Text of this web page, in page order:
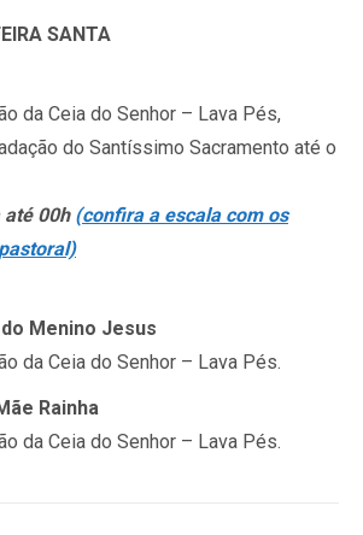
SANTA
da Ceia do Senhor – Lava Pés,
do Santíssimo Sacramento até o
até 00h (confira a escala com os
Menino Jesus
da Ceia do Senhor – Lava Pés.
Rainha
da Ceia do Senhor – Lava Pés.